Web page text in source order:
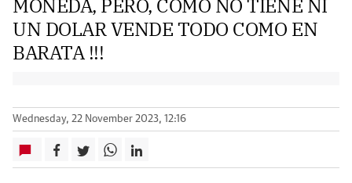
MONEDA, PERO, COMO NO TIENE NI
UN DOLAR VENDE TODO COMO EN
BARATA !!!
Wednesday, 22 November 2023, 12:16